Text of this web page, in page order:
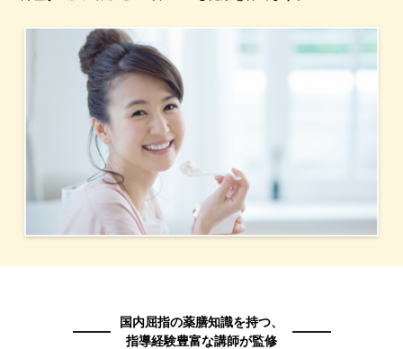
国内屈指の薬膳知識を持つ、
指導経験豊富な講師が監修